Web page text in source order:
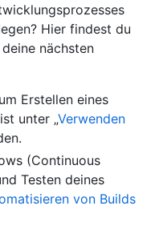
Hier findest du
nächsten
Erstellen eines
unter „Verwenden
(Continuous
Testen deines
von Builds